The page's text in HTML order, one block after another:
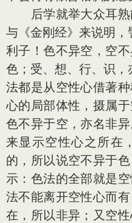
后学就举大众耳熟
与《金刚经》来说明，
利子！色不异空，空
色；受、想、行、识
法都是从空性心借著
心的局部体性，摄属
色不异于空，亦名非
来显示空性心之所在
的，所以说空不异于
示：色法的全部就是
法不能离开空性心而
在，所以非异；又空